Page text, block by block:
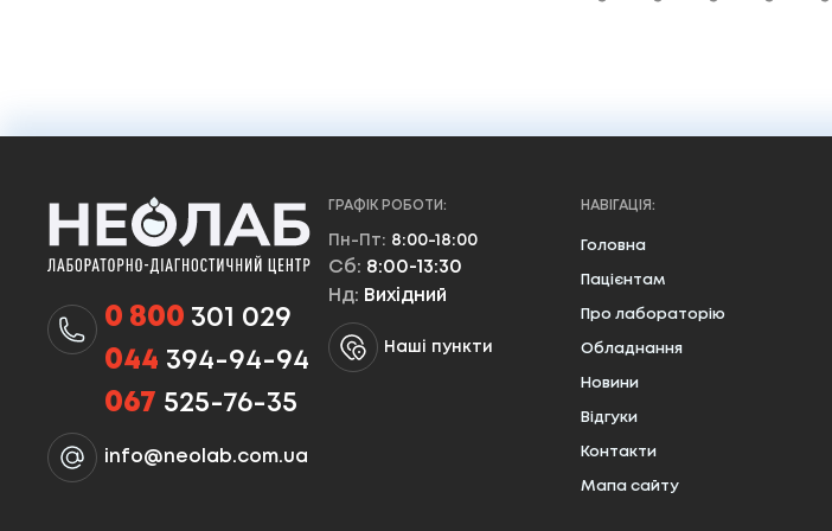
0 800 301 029
044 394-94-94
067 525-76-35
info@neolab.com.ua
ГРАФІК РОБОТИ:
Пн-Пт: 8:00-18:00
Сб: 8:00-13:30
Нд: Вихідний
Наші пункти
НАВІГАЦІЯ:
Головна
Пацієнтам
Про лабораторію
Обладнання
Новини
Відгуки
Контакти
Мапа сайту